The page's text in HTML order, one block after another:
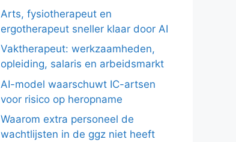
Arts, fysiotherapeut en
ergotherapeut sneller klaar door AI
Vaktherapeut: werkzaamheden,
opleiding, salaris en arbeidsmarkt
AI-model waarschuwt IC-artsen
voor risico op heropname
Waarom extra personeel de
wachtlijsten in de ggz niet heeft